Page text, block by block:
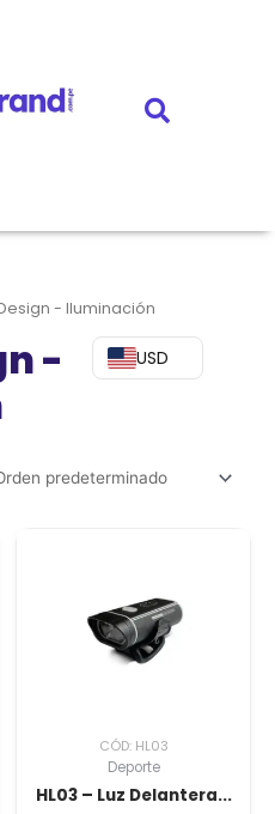
USD
- Iluminación
-
CÓD: HL03
Deporte
HL03 – Luz Delantera...